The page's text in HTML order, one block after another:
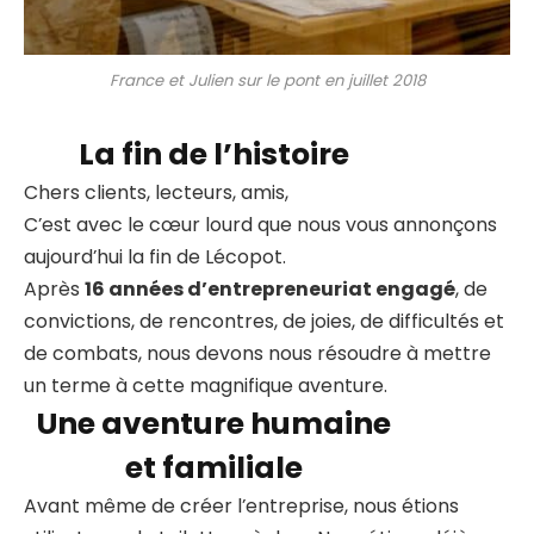
France et Julien sur le pont en juillet 2018
La fin de l’histoire
Chers clients, lecteurs, amis,
C’est avec le cœur lourd que nous vous annonçons
aujourd’hui la fin de Lécopot.
Après 16 années d’entrepreneuriat engagé, de
convictions, de rencontres, de joies, de difficultés et
de combats, nous devons nous résoudre à mettre
un terme à cette magnifique aventure.
Une aventure humaine
et familiale
Avant même de créer l’entreprise, nous étions